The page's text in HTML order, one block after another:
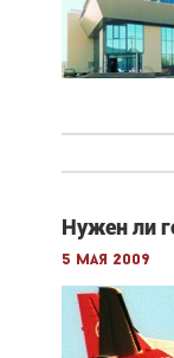
Нужен ли
5 мая 2009